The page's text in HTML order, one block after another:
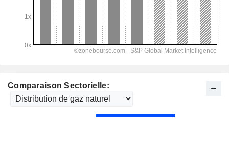
Comparaison Sectorielle: